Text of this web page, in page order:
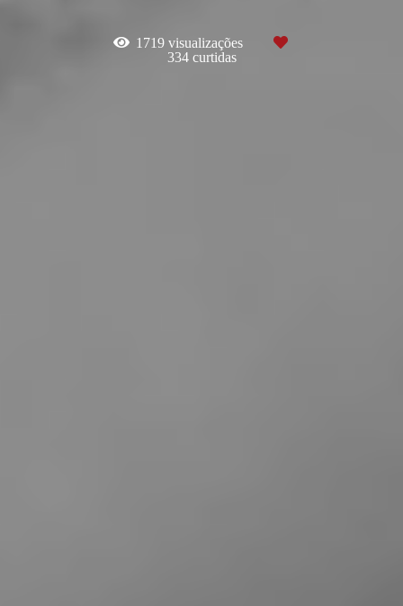
1719visualizações
334curtidas